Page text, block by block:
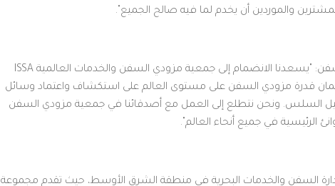
والموردين أن يخدم لما فيه صالح الجميع".
من جانبه، قال المهندس عبد العزيز صبري رئيس قطاع البحري لإدارة السفن: "يسعدنا الانضمام إلى جمعية مزودي السفن والخدمات العالمية ISSA
قدرة مزودي السفن على مستوى العالم على استكشاف واعتماد وسائل
السلس. ونحن نتطلع إلى العمل مع أصدقائنا في جمعية مزودي السفن
إدارة السفن والخدمات البحرية في منطقة الشرق الأوسط، حيث تقدم مجموعة